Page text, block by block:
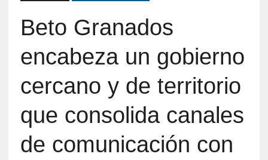
Beto Granados
encabeza un gobierno
cercano y de territorio
que consolida canales
de comunicación con